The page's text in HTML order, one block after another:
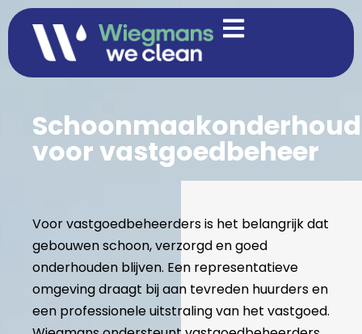
Schoonmaakonderhoud
voor vastgoedbeheer
Voor vastgoedbeheerders is het belangrijk dat
gebouwen schoon, verzorgd en goed
onderhouden blijven. Een representatieve
omgeving draagt bij aan tevreden huurders en
een professionele uitstraling van het vastgoed.